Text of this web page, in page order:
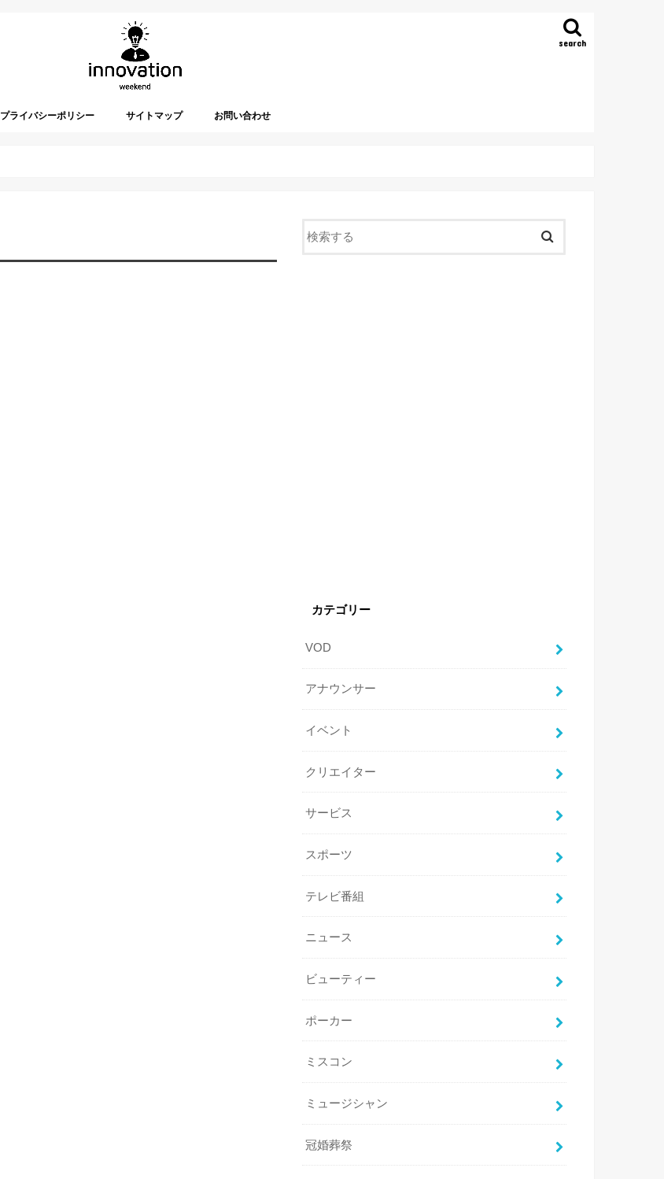
search
プライバシーポリシー サイトマップ お問い合わせ
カテゴリー
VOD
アナウンサー
イベント
クリエイター
サービス
スポーツ
テレビ番組
ニュース
ビューティー
ポーカー
ミスコン
ミュージシャン
冠婚葬祭